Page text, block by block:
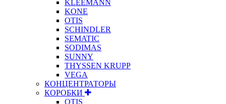
KLEEMANN
KONE
OTIS
SCHINDLER
SEMATIC
SODIMAS
SUNNY
THYSSEN KRUPP
VEGA
КОНЦЕНТРАТОРЫ
КОРОБКИ
OTIS